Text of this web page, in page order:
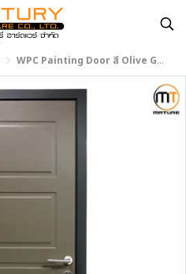
WPC Painting Door สี Olive Green